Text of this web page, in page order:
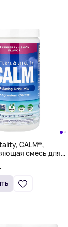
CALM®,
смесь для
напитка,
453 г (16